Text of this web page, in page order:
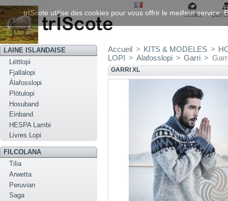
contact plan
LAINE ISLANDAISE
Léttlopi
Fjallalopi
Álafosslopi
Plötulopi
Hosuband
Einband
HESPA Lambi
Livres Lopi
FILCOLANA
Tilia
Arwetta
Peruvian
Saga
Accueil > KITS & MODELES >
LOPI > Alafosslopi > Garri >
GARRI XL
trIScote utilise des cookies pour vous offrir le meilleur